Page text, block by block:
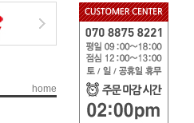
home